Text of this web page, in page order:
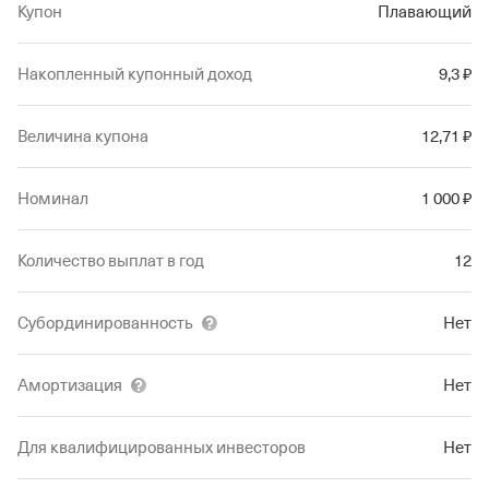
Не является индивидуальной инвестиционной
Купон Плавающий
Накопленный купонный доход 9,3₽
Величина купона 12,71 ₽
Номинал 1 000₽
Количество выплат в год 12
Субординированность Нет
Амортизация Нет
Для квалифицированных инвесторов Нет